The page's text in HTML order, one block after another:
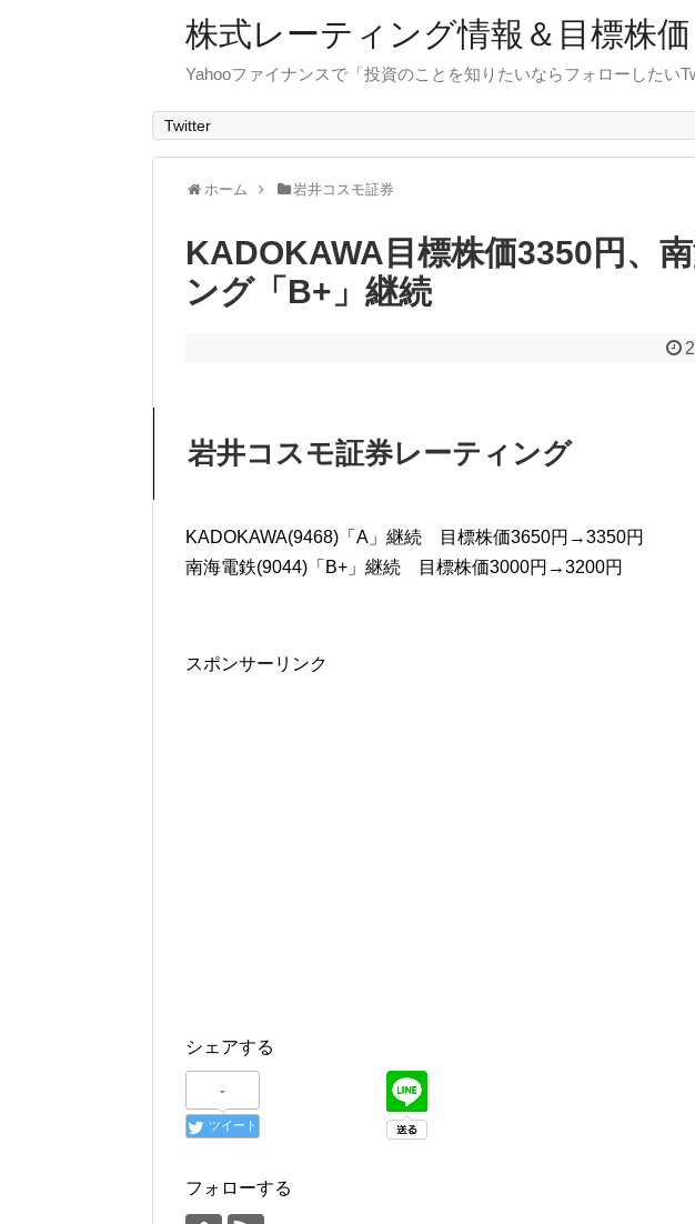
株式レーティング情報＆目標株価
Yahooファイナンスで「投資のことを知りたいならフォローしたい
Twitter
ホーム 岩井コスモ証券
KADOKAWA目標株価3350円、
ング「B+」継続
岩井コスモ証券レーティング
KADOKAWA(9468)「A」継続 目標株価3650円→3350円
南海電鉄(9044)「B+」継続 目標株価3000円→3200円
スポンサーリンク
シェアする
-
ツイート
フォローする